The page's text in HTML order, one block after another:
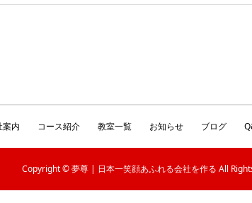
案内 コース紹介 教室一覧 お知らせ ブログ
Copyright © 夢尊 | 日本一笑顔あふれる会社を作る All